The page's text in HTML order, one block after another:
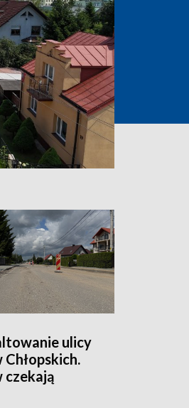
ulicy
czekają